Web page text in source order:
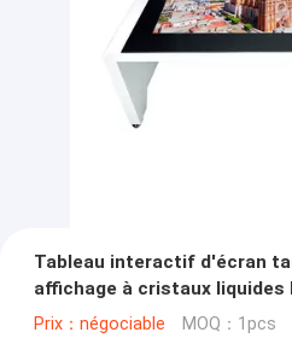
Tableau interactif d'écran
affichage à cristaux liquides
des roues
Prix：négociable MOQ：1pcs